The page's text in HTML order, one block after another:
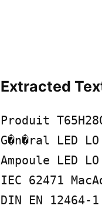
Extracted
Produit
G�n�ral LED
Ampoule LED
IEC 62471
DIN EN